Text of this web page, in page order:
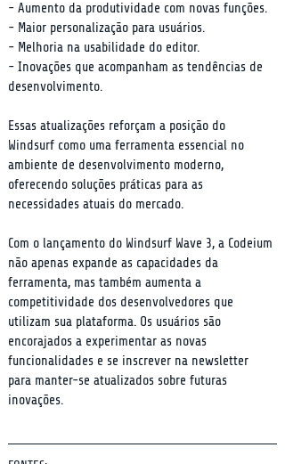
- Aumento da produtividade com novas funções.
- Maior personalização para usuários.
- Melhoria na usabilidade do editor.
- Inovações que acompanham as tendências de
desenvolvimento.
Essas atualizações reforçam a posição do
Windsurf como uma ferramenta essencial no
ambiente de desenvolvimento moderno,
oferecendo soluções práticas para as
necessidades atuais do mercado.
Com o lançamento do Windsurf Wave 3, a Codeium
não apenas expande as capacidades da
ferramenta, mas também aumenta a
competitividade dos desenvolvedores que
utilizam sua plataforma. Os usuários são
encorajados a experimentar as novas
funcionalidades e se inscrever na newsletter
para manter-se atualizados sobre futuras
inovações.